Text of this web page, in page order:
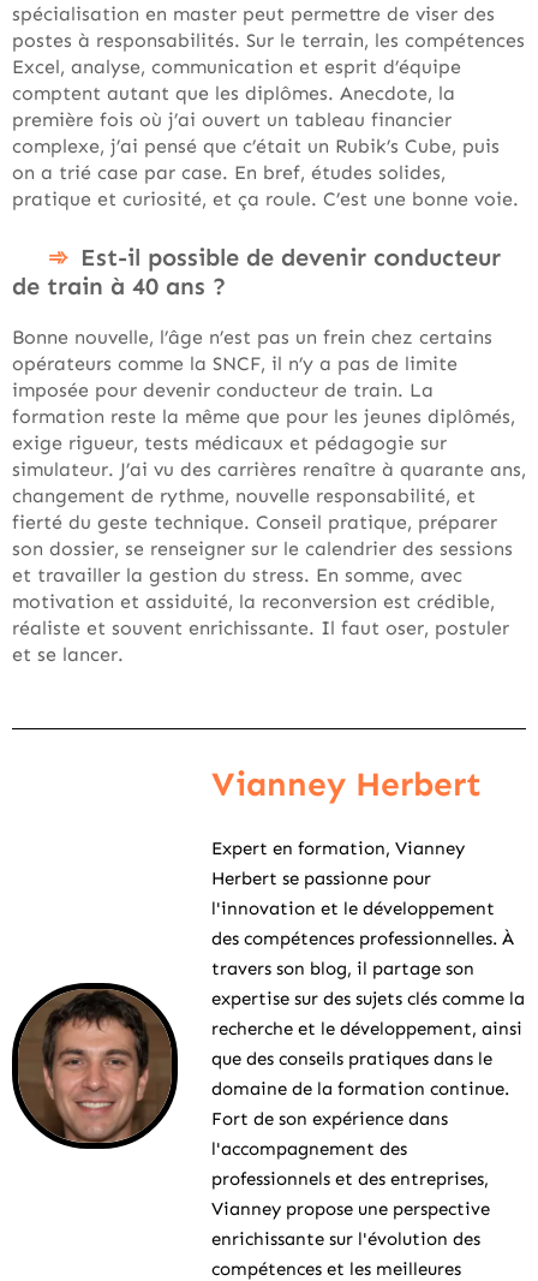
spécialisation en master peut permettre de viser des
postes à responsabilités. Sur le terrain, les compétences
Excel, analyse, communication et esprit d’équipe
comptent autant que les diplômes. Anecdote, la
première fois où j’ai ouvert un tableau financier
complexe, j’ai pensé que c’était un Rubik’s Cube, puis
on a trié case par case. En bref, études solides,
pratique et curiosité, et ça roule. C’est une bonne voie.
Est-il possible de devenir conducteur
de train à 40 ans ?
Bonne nouvelle, l’âge n’est pas un frein chez certains
opérateurs comme la SNCF, il n’y a pas de limite
imposée pour devenir conducteur de train. La
formation reste la même que pour les jeunes diplômés,
exige rigueur, tests médicaux et pédagogie sur
simulateur. J’ai vu des carrières renaître à quarante ans,
changement de rythme, nouvelle responsabilité, et
fierté du geste technique. Conseil pratique, préparer
son dossier, se renseigner sur le calendrier des sessions
et travailler la gestion du stress. En somme, avec
motivation et assiduité, la reconversion est crédible,
réaliste et souvent enrichissante. Il faut oser, postuler
et se lancer.
Vianney Herbert
Expert en formation, Vianney
Herbert se passionne pour
l'innovation et le développement
des compétences professionnelles. À
travers son blog, il partage son
expertise sur des sujets clés comme la
recherche et le développement, ainsi
que des conseils pratiques dans le
domaine de la formation continue.
Fort de son expérience dans
l'accompagnement des
professionnels et des entreprises,
Vianney propose une perspective
enrichissante sur l'évolution des
compétences et les meilleures